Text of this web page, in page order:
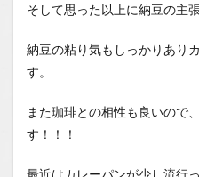
そして思った以上に納豆の主
納豆の粘り気もしっかりあり
す。
また珈琲との相性も良いので
す！！！
最近はカレーパンが少し流行